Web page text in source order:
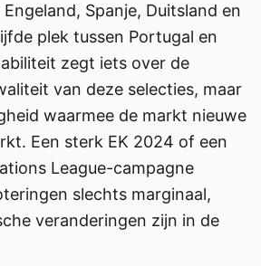
Spanje, Duitsland en
plek tussen Portugal en
zegt iets over de
van deze selecties, maar
waarmee de markt nieuwe
Een sterk EK 2024 of een
League-campagne
slechts marginaal,
veranderingen zijn in de